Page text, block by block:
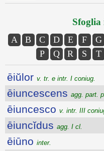
A B C D E F G
P
Q R S T
ēiŭlor v. tr. e intr. I coniug.
ēiuncescens agg. part.
ēiuncesco v. intr. III
ēiuncĭdus agg. I cl.
ēiūno inter.